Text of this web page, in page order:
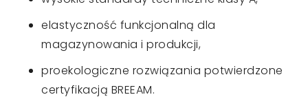
elastyczność funkcjonalną dla
magazynowania i produkcji,
proekologiczne rozwiązania potwierdzone
certyfikacją BREEAM.